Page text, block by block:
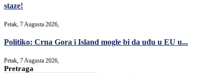
staze!
Petak, 7 Augusta 2026,
Politiko: Crna Gora i Island mogle bi da uđu u EU u...
Petak, 7 Augusta 2026,
Pretraga